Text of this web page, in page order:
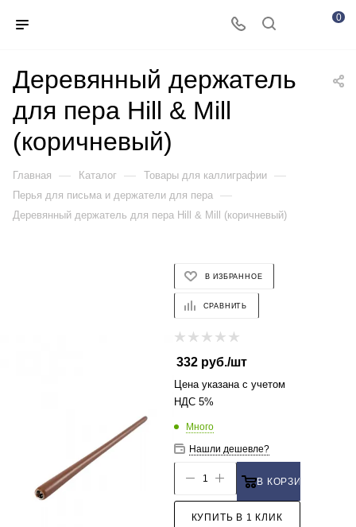
0
Деревянный держатель
для пера Hill & Mill
(коричневый)
Главная — Каталог — Товары для каллиграфии —
Перья для письма и держатели для пера —
Деревянный держатель для пера Hill & Mill (коричневый)
В ИЗБРАННОЕ
СРАВНИТЬ
332руб./шт
Цена указана с учетом
НДС 5%
Много
Нашли дешевле?
В КОРЗИНУ
КУПИТЬ В 1 КЛИК